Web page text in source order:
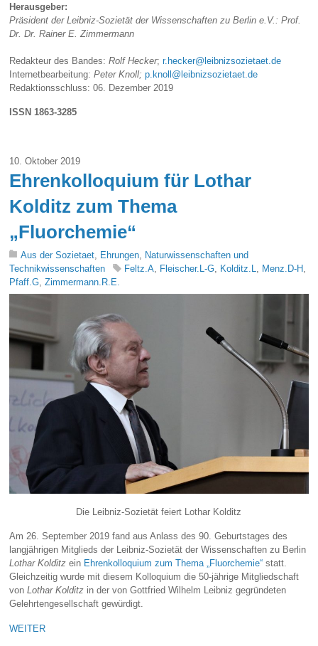
Herausgeber:
Präsident der Leibniz-Sozietät der Wissenschaften zu Berlin e.V.: Prof.
Dr. Dr. Rainer E. Zimmermann
Redakteur des Bandes:Rolf Hecker;r.hecker@leibnizsozietaet.de
Internetbearbeitung:Peter Knoll;p.knoll@leibnizsozietaet.de
Redaktionsschluss: 06. Dezember 2019
ISSN 1863-3285
10. Oktober 2019
Ehrenkolloquium für Lothar
Kolditz zum Thema
„Fluorchemie“
Aus der Sozietaet, Ehrungen, Naturwissenschaften und
Technikwissenschaften
Feltz.A, Fleischer.L-G, Kolditz.L, Menz.D-H ,
Pfaff.G,Zimmermann.R.E.
Die Leibniz-Sozietät feiert Lothar Kolditz
Am 26. September 2019 fand aus Anlass des 90. Geburtstages des
langjährigen Mitglieds der Leibniz-Sozietät der Wissenschaften zu Berlin
Lothar Kolditz ein Ehrenkolloquium zum Thema „Fluorchemie“ statt.
Gleichzeitig wurde mit diesem Kolloquium die 50-jährige Mitgliedschaft
vonLothar Kolditz in der von Gottfried Wilhelm Leibniz gegründeten
Gelehrtengesellschaft gewürdigt.
WEITER